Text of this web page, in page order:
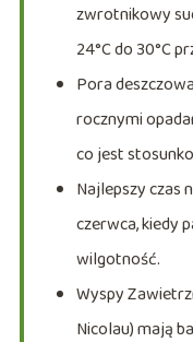
zwrotnikowy
24°C do 30°C
Pora
rocznymi
co jest
Najlepszy czas
czerwca, kiedy
wilgotność.
Wyspy
Nicolau) mają